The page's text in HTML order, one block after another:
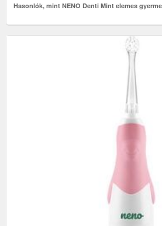
Hasonlók, mint NENO Denti Mint elemes